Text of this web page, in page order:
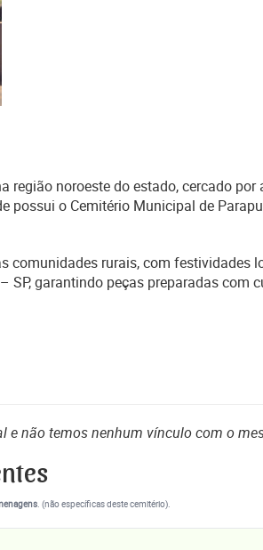
região noroeste do estado, cercado
possui o Cemitério Municipal de
comunidades rurais, com
SP, garantindo peças preparadas
não temos nenhum vínculo com o
. (não específicas deste cemitério).